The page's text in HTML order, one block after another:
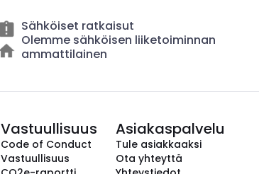
Sähköiset ratkaisut
Olemme sähköisen liiketoiminnan
ammattilainen
Vastuullisuus
Code of Conduct
Vastuullisuus
Asiakaspalvelu
Tule asiakkaaksi
Ota yhteyttä